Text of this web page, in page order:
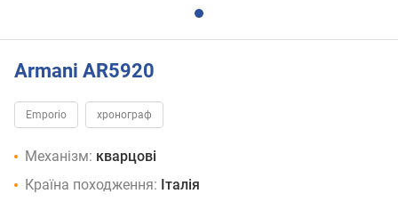
Armani AR5920
Emporio хронограф
Механізм: кварцові
Країна походження: Італія